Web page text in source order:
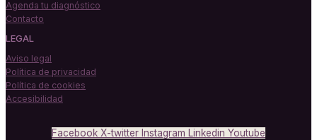
Agenda tu diagnóstico
Contacto
LEGAL
Aviso legal
Política de privacidad
Política de cookies
Accesibilidad
Facebook X-twitter Instagram Linkedin Youtube